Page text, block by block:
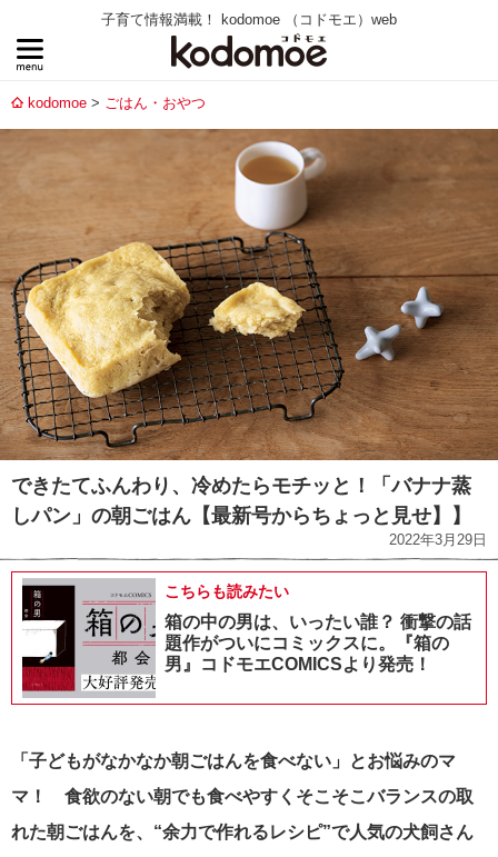
子育て情報満載！ kodomoe （コドモエ）web
kodomoe ごはん・おやつ
できたてふんわり、冷めたらモチッと！「バナナ蒸
しパン」の朝ごはん【最新号からちょっと見せ】】
2022年3月29日
こちらも読みたい
箱の中の男は、いったい誰？ 衝撃の話
題作がついにコミックスに。『箱の
男』コドモエCOMICSより発売！
「子どもがなかなか朝ごはんを食べない」とお悩みのマ
マ！ 食欲のない朝でも食べやすくそこそこバランスの取
れた朝ごはんを、“余力で作れるレシピ”で人気の犬飼さん